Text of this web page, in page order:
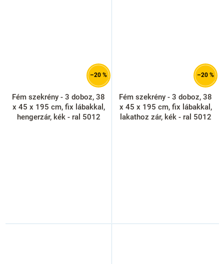
–20 %
Fém szekrény - 3 doboz, 38
x 45 x 195 cm, fix lábakkal,
hengerzár, kék - ral 5012
–20 %
Fém szekrény - 3 doboz, 38
x 45 x 195 cm, fix lábakkal,
lakathoz zár, kék - ral 5012